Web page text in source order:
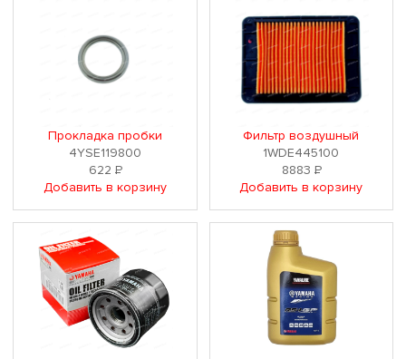
Прокладка пробки
4YSE119800
622Р
Добавить в корзину
Фильтр воздушный
1WDE445100
8883Р
Добавить в корзину